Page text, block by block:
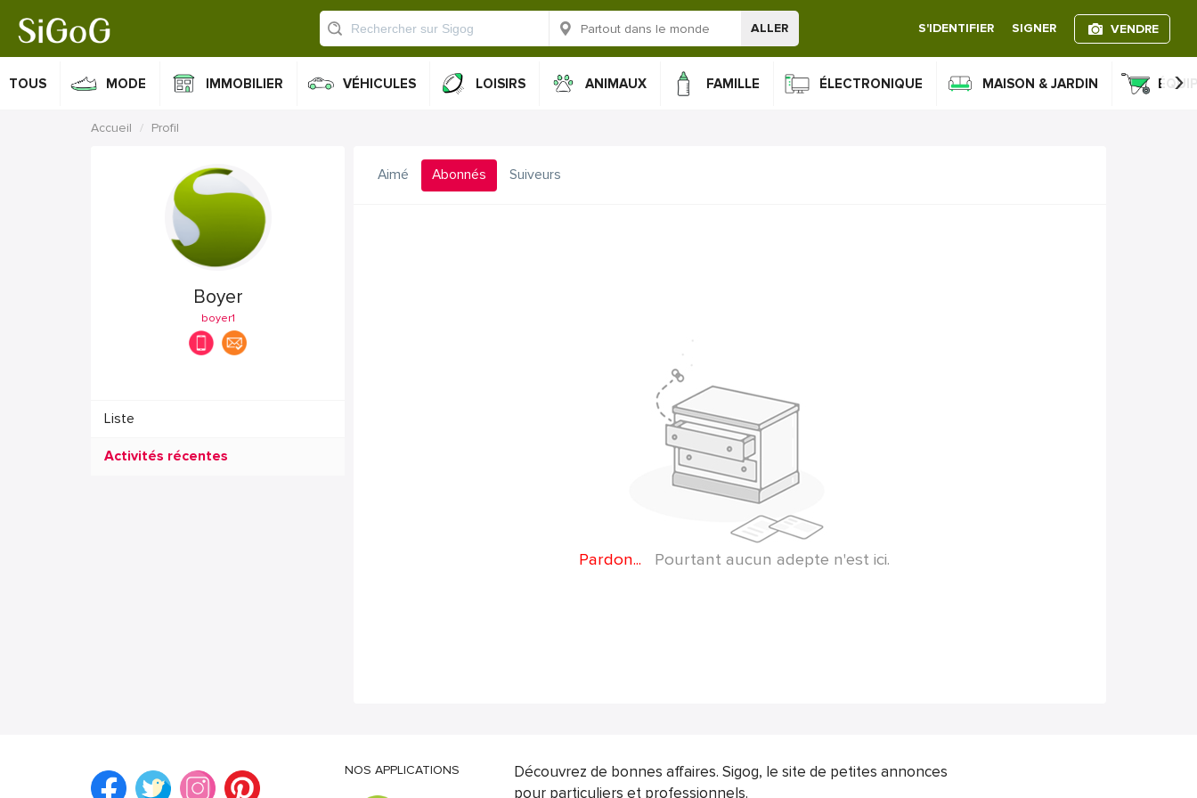
ALLER S'IDENTIFIER SIGNER VENDRE
TOUS MODE IMMOBILIER VÉHICULES LOISIRS ANIMAUX FAMILLE ÉLECTRONIQUE MAISON & JARDIN ›
Accueil Profil
Boyer
boyer1
Liste
Activités récentes
Aimé Abonnés Suiveurs
Pardon... Pourtant aucun adepte n'est ici.
NOS APPLICATIONS
Découvrez de bonnes affaires. Sigog, le site de petites annonces
pour particuliers et professionnels.